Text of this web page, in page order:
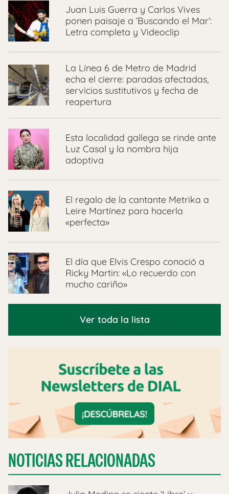
Juan Luis Guerra y Carlos Vives
ponen paisaje a ‘Buscando el Mar’:
Letra completa y Videoclip
La Línea 6 de Metro de Madrid
echa el cierre: paradas afectadas,
servicios sustitutivos y fecha de
reapertura
Esta localidad gallega se rinde ante
Luz Casal y la nombra hija
adoptiva
El regalo de la cantante Metrika a
Leire Martínez para hacerla
«perfecta»
El día que Elvis Crespo conoció a
Ricky Martin: «Lo recuerdo con
mucho cariño»
Ver toda la lista
NOTICIAS RELACIONADAS